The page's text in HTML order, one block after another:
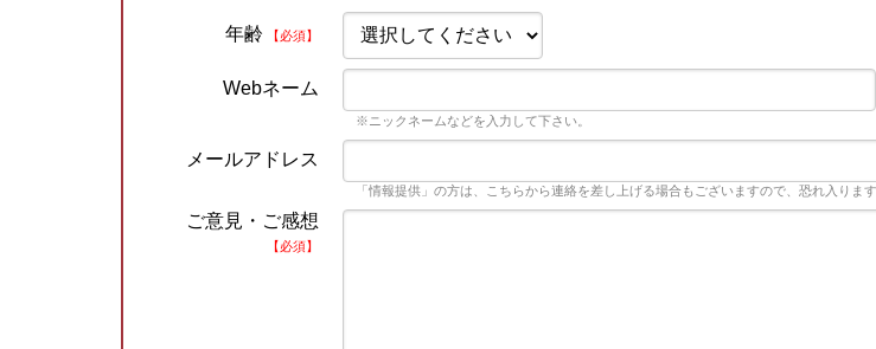
年齢 【必須】
Webネーム
※ニックネームなどを入力して下さい。
メールアドレス
「情報提供」の方は、こちらから連絡を差し上げる場合もございますので、恐れ入りま
ご意見・ご感想
【必須】